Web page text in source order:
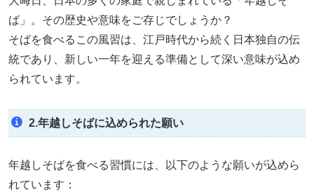
ば」。その歴史や意味をご存じでしょうか？
そばを食べるこの風習は、江戸時代から続く日本独自の伝
統であり、新しい一年を迎える準備として深い意味が込め
られています。
2.年越しそばに込められた願い
年越しそばを食べる習慣には、以下のような願いが込めら
れています：